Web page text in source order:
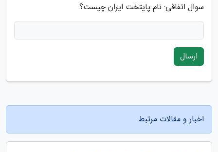
سوال اتفاقی: نام پایتخت ایران چیست؟
ارسال
اخبار و مقالات مرتبط